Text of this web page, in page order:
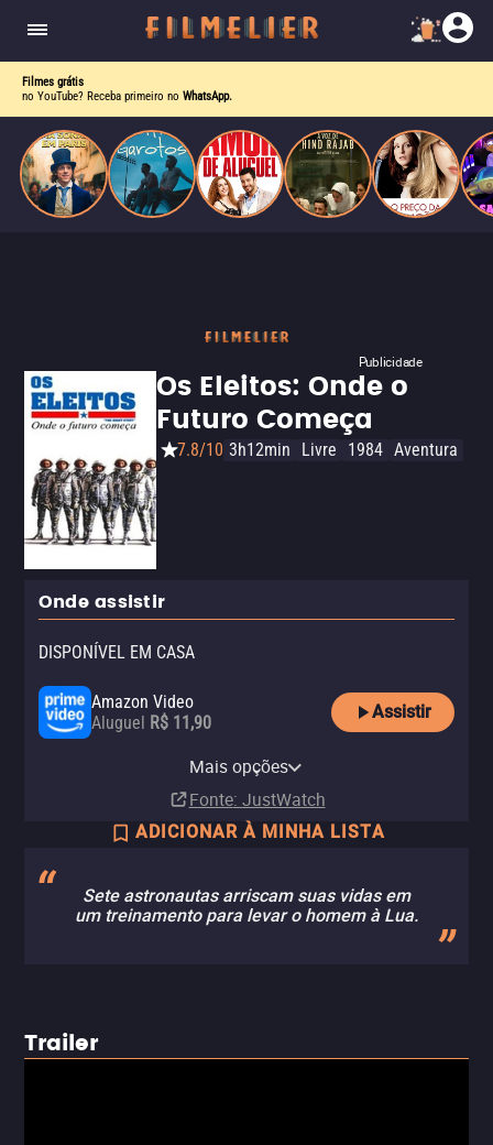
Filmes grátis
no YouTube? Receba primeiro no WhatsApp.
Publicidade
Os Eleitos: Onde o
Futuro Começa
7.8/10 3h12min Livre 1984 Aventura
Onde assistir
DISPONÍVEL EM CASA
Amazon Video
Aluguel R$ 11,90
Assistir
R$ 7,90Mais opções
Fonte: JustWatch
ADICIONAR À MINHA LISTA
Sete astronautas arriscam suas vidas em
um treinamento para levar o homem à Lua.
Trailer
Paris
obras-primas, participa de festas e busca romance